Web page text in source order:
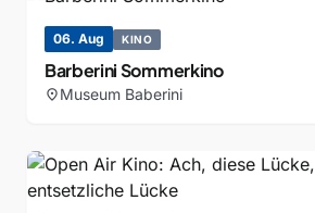
06. Aug KINO
Barberini Sommerkino
location_onMuseum Baberini